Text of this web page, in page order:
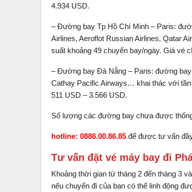
4.934 USD.
– Đường bay Tp Hồ Chí Minh – Paris:
Airlines, Aeroflot Russian Airlines, Qatar
suất khoảng 49 chuyến bay/ngày. Giá vé
– Đường bay Đà Nẵng – Paris: đường bay
Cathay Pacific Airways… khai thác với
511 USD – 3.566 USD.
Số lượng các đường bay chưa được
hotline: 0886.00.86.85 để được tư vấn
Tư vấn đặt vé máy bay đi
Khoảng thời gian từ tháng 2 đến tháng 3
nếu chuyến đi của bạn có thể linh động